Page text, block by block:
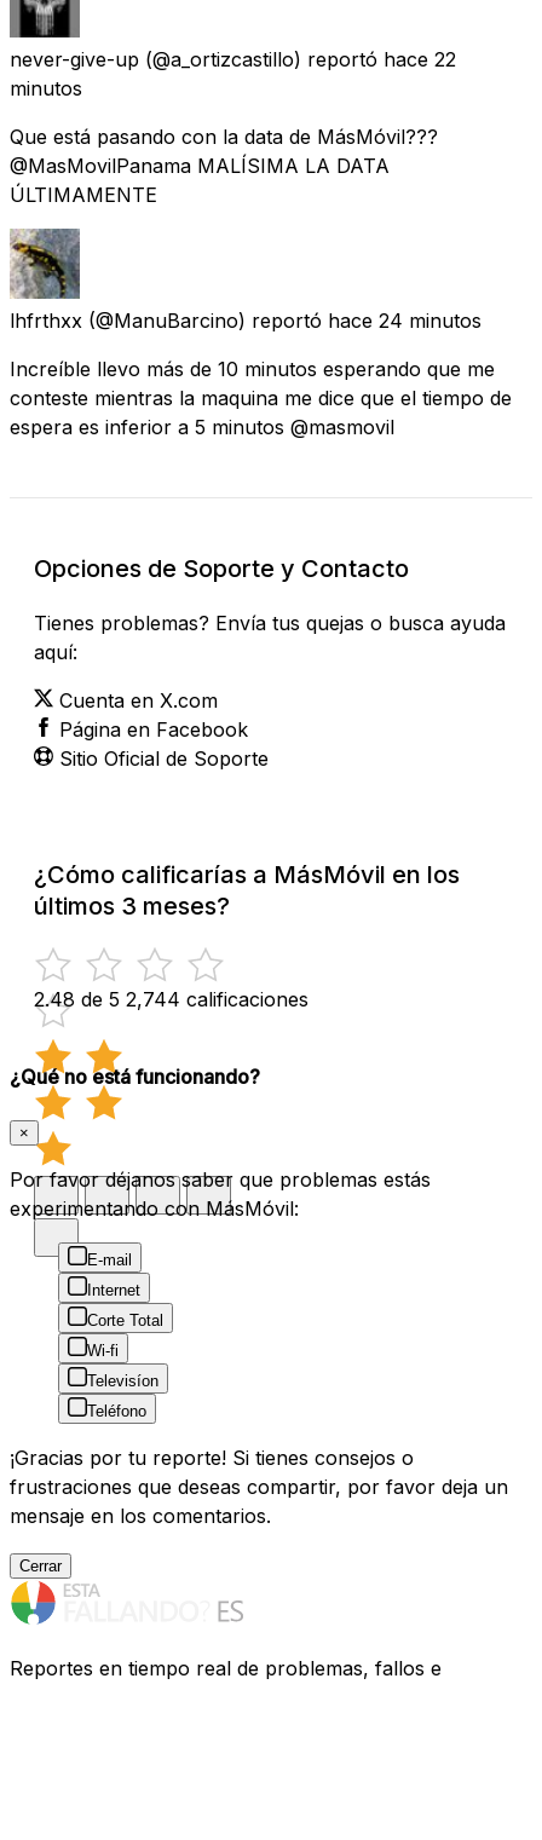
never-give-up (@a_ortizcastillo) reportó hace 22
minutos
Que está pasando con la data de MásMóvil???
@MasMovilPanama MALÍSIMA LA DATA
ÚLTIMAMENTE
lhfrthxx (@ManuBarcino) reportó hace 24 minutos
Increíble llevo más de 10 minutos esperando que me
conteste mientras la maquina me dice que el tiempo de
espera es inferior a 5 minutos @masmovil
Opciones de Soporte y Contacto
Tienes problemas? Envía tus quejas o busca ayuda
aquí:
Cuenta en X.com
Página en Facebook
Sitio Oficial de Soporte
¿Cómo calificarías a MásMóvil en los
últimos 3 meses?
2.48 de 5 2,744 calificaciones
¿Qué no está funcionando?
×
Por favor déjanos saber que problemas estás
experimentando con MásMóvil:
E-mail
Internet
Corte Total
Wi-fi
Televisíon
Teléfono
¡Gracias por tu reporte! Si tienes consejos o
frustraciones que deseas compartir, por favor deja un
mensaje en los comentarios.
Cerrar
Reportes en tiempo real de problemas, fallos e